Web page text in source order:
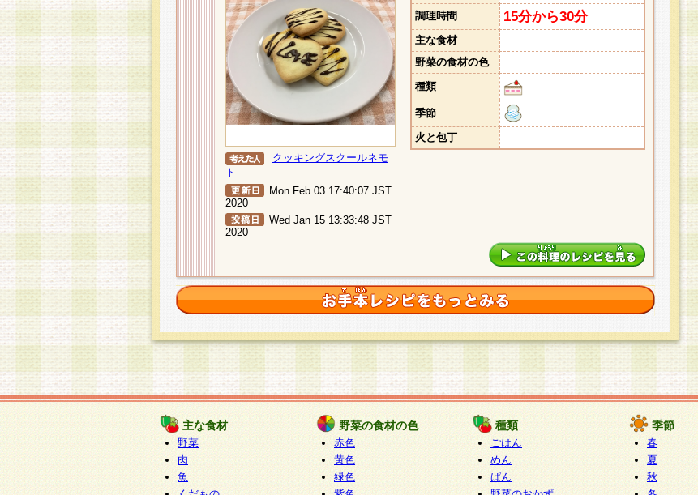
クッキングスクールネモ
ト
Mon Feb 03 17:40:07 JST
2020
Wed Jan 15 13:33:48 JST
2020
調理時間 15分から30分
主な食材
野菜の食材の色
種類
季節
火と包丁
主な食材
野菜
肉
魚
野菜の食材の色
赤色
黄色
緑色
種類
ごはん
めん
ぱん
季節
春
夏
秋